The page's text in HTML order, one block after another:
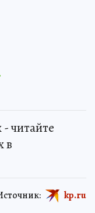
читайте
в
kp.ru